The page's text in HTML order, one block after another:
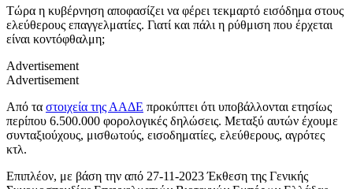
Τώρα η κυβέρνηση αποφασίζει να φέρει τεκμαρτό εισόδημα στους
ελεύθερους επαγγελματίες. Γιατί και πάλι η ρύθμιση που έρχεται
είναι κοντόφθαλμη;
Advertisement
Advertisement
Από τα στοιχεία της ΑΑΔΕ προκύπτει ότι υποβάλλονται ετησίως
περίπου 6.500.000 φορολογικές δηλώσεις. Μεταξύ αυτών έχουμε
συνταξιούχους, μισθωτούς, εισοδηματίες, ελεύθερους, αγρότες
κτλ.
Επιπλέον, με βάση την από 27-11-2023 Έκθεση της Γενικής